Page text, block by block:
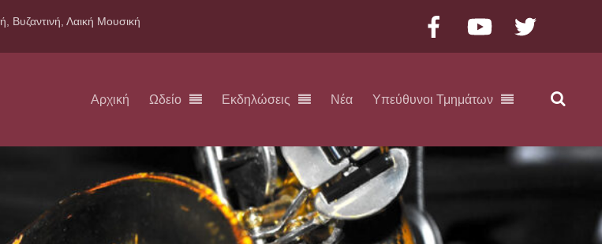
Λαική Μουσική Facebook YouTube
Αρχική Ωδείο Εκδηλώσεις Νέα Υπεύθυνοι Τμημάτων